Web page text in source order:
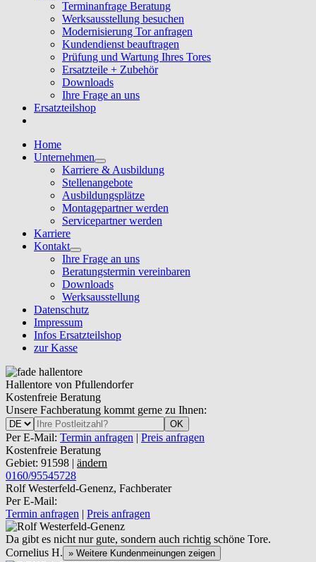
Terminanfrage Beratung
Werksausstellung besuchen
Modernisierung Tor anfragen
Kundendienst beauftragen
Prüfung und Wartung Ihres Tores
Ersatzteile + Zubehör
Downloads
Ihre Frage an uns
Ersatzteilshop
Home
Unternehmen
Karriere & Ausbildung
Stellenangebote
Ausbildungsplätze
Montagepartner werden
Servicepartner werden
Karriere
Kontakt
Ihre Frage an uns
Beratungstermin vereinbaren
Downloads
Werksausstellung
Datenschutz
Impressum
Infos Ersatzteilshop
zur Kasse
Hallentore von Pfullendorfer
Kostenfreie Beratung
Unsere Fachberatung kommt gerne zu Ihnen:
OK
Per E-Mail: Termin anfragen | Preis anfragen
Kostenfreie Beratung
Gebiet: 91598 | ändern
0160/95545728
Rolf Westerfeld-Genenz, Fachberater
Per E-Mail:
Termin anfragen | Preis anfragen
Da gibt es nicht nur gute, sondern auch richtig schöne Tore.
Cornelius H. » Weitere Kundenmeinungen zeigen